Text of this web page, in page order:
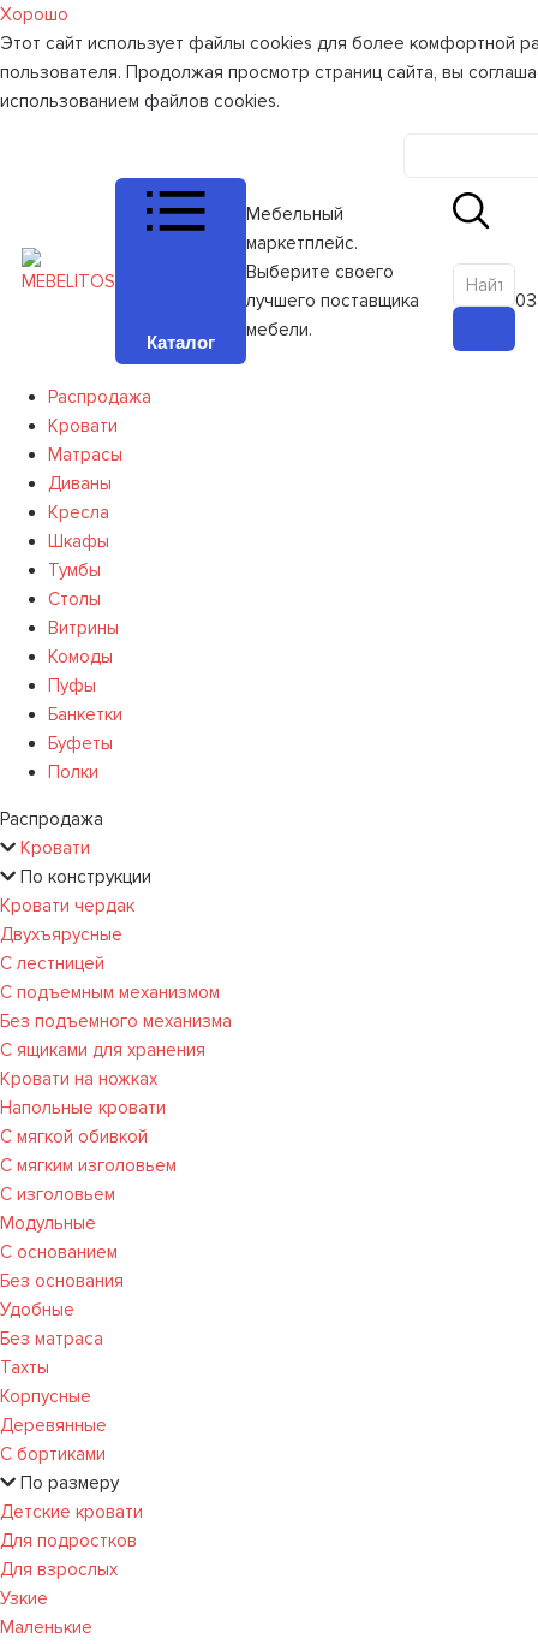
Хорошо
Этот сайт использует файлы cookies для более комфортной
пользователя. Продолжая просмотр страниц сайта, вы
использованием файлов cookies.
Каталог
Мебельный
маркетплейс.
Выберите своего
лучшего поставщика
мебели.
0
Распродажа
Кровати
Матрасы
Диваны
Кресла
Шкафы
Тумбы
Столы
Витрины
Комоды
Пуфы
Банкетки
Буфеты
Полки
Распродажа
Кровати
По конструкции
Кровати чердак
Двухъярусные
С лестницей
С подъемным механизмом
Без подъемного механизма
С ящиками для хранения
Кровати на ножках
Напольные кровати
С мягкой обивкой
С мягким изголовьем
С изголовьем
Модульные
С основанием
Без основания
Удобные
Без матраса
Тахты
Корпусные
Деревянные
С бортиками
По размеру
Детские кровати
Для подростков
Для взрослых
Узкие
Маленькие